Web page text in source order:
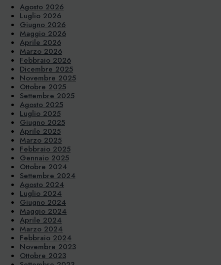
Agosto 2026
Luglio 2026
Giugno 2026
Maggio 2026
Aprile 2026
Marzo 2026
Febbraio 2026
Dicembre 2025
Novembre 2025
Ottobre 2025
Settembre 2025
Agosto 2025
Luglio 2025
Giugno 2025
Aprile 2025
Marzo 2025
Febbraio 2025
Gennaio 2025
Ottobre 2024
Settembre 2024
Agosto 2024
Luglio 2024
Giugno 2024
Maggio 2024
Aprile 2024
Marzo 2024
Febbraio 2024
Novembre 2023
Ottobre 2023